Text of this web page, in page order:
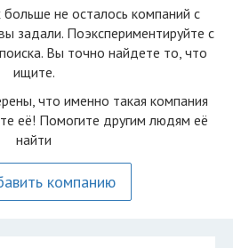
не осталоcь компаний с
задали. Поэкспериментируйте с
Вы точно найдете то, что
ищите.
что именно такая компания
её! Помогите другим людям её
найти
компанию